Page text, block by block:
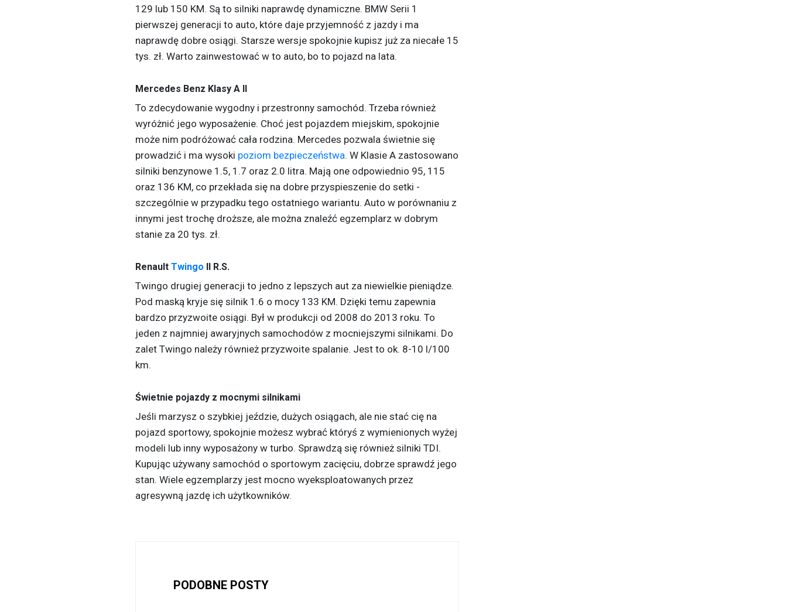
129 lub 150 KM. Są to silniki naprawdę dynamiczne. BMW Serii 1
pierwszej generacji to auto, które daje przyjemność z jazdy i ma
naprawdę dobre osiągi. Starsze wersje spokojnie kupisz już za niecałe 15
tys. zł. Warto zainwestować w to auto, bo to pojazd na lata.
Mercedes Benz Klasy A II
To zdecydowanie wygodny i przestronny samochód. Trzeba również
wyróżnić jego wyposażenie. Choć jest pojazdem miejskim, spokojnie
może nim podróżować cała rodzina. Mercedes pozwala świetnie się
prowadzić i ma wysoki poziom bezpieczeństwa. W Klasie A zastosowano
silniki benzynowe 1.5, 1.7 oraz 2.0 litra. Mają one odpowiednio 95, 115
oraz 136 KM, co przekłada się na dobre przyspieszenie do setki -
szczególnie w przypadku tego ostatniego wariantu. Auto w porównaniu z
innymi jest trochę droższe, ale można znaleźć egzemplarz w dobrym
stanie za 20 tys. zł.
Renault Twingo II R.S.
Twingo drugiej generacji to jedno z lepszych aut za niewielkie pieniądze.
Pod maską kryje się silnik 1.6 o mocy 133 KM. Dzięki temu zapewnia
bardzo przyzwoite osiągi. Był w produkcji od 2008 do 2013 roku. To
jeden z najmniej awaryjnych samochodów z mocniejszymi silnikami. Do
zalet Twingo należy również przyzwoite spalanie. Jest to ok. 8-10 l/100
km.
Świetnie pojazdy z mocnymi silnikami
Jeśli marzysz o szybkiej jeździe, dużych osiągach, ale nie stać cię na
pojazd sportowy, spokojnie możesz wybrać któryś z wymienionych wyżej
modeli lub inny wyposażony w turbo. Sprawdzą się również silniki TDI.
Kupując używany samochód o sportowym zacięciu, dobrze sprawdź jego
stan. Wiele egzemplarzy jest mocno wyeksploatowanych przez
agresywną jazdę ich użytkowników.
PODOBNE POSTY